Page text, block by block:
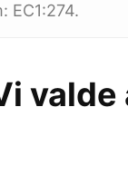
EC1:274.